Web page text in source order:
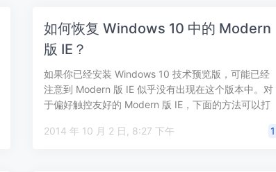
如何恢复 Windows 10 中的 Modern
版 IE？
如果你已经安装 Windows 10 技术预览版，可能已经
注意到 Modern 版 IE 似乎没有出现在这个版本中。对
于偏好触控友好的 Modern 版 IE，下面的方法可以打
2014 年 10 月 2 日, 8:27 下午
1